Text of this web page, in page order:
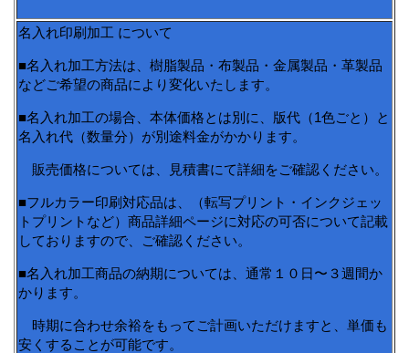
名入れ印刷加工 について
■名入れ加工方法は、樹脂製品・布製品・金属製品・革製品
などご希望の商品により変化いたします。
■名入れ加工の場合、本体価格とは別に、版代（1色ごと）と
名入れ代（数量分）が別途料金がかかります。
販売価格については、見積書にて詳細をご確認ください。
■フルカラー印刷対応品は、（転写プリント・インクジェッ
トプリントなど）商品詳細ページに対応の可否について記載
しておりますので、ご確認ください。
■名入れ加工商品の納期については、通常１０日〜３週間か
かります。
時期に合わせ余裕をもってご計画いただけますと、単価も
安くすることが可能です。